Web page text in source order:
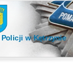
Policji w Kętrzynie